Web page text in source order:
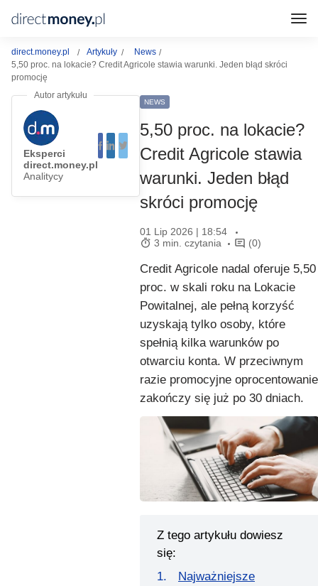
direct.money.pl Artykuły
News
5,50 proc. na lokacie? Credit Agricole stawia warunki. Jeden błąd skróci
promocję
Eksperci
direct.money.pl
Analitycy
NEWS
5,50 proc. na lokacie?
Credit Agricole stawia
warunki. Jeden błąd
skróci promocję
01 Lip 2026 | 18:54
3 min. czytania
(0)
Credit Agricole nadal oferuje 5,50
proc. w skali roku na Lokacie
Powitalnej, ale pełną korzyść
uzyskają tylko osoby, które
spełnią kilka warunków po
otwarciu konta. W przeciwnym
razie promocyjne oprocentowanie
zakończy się już po 30 dniach.
Z tego artykułu dowiesz
się:
Najważniejsze